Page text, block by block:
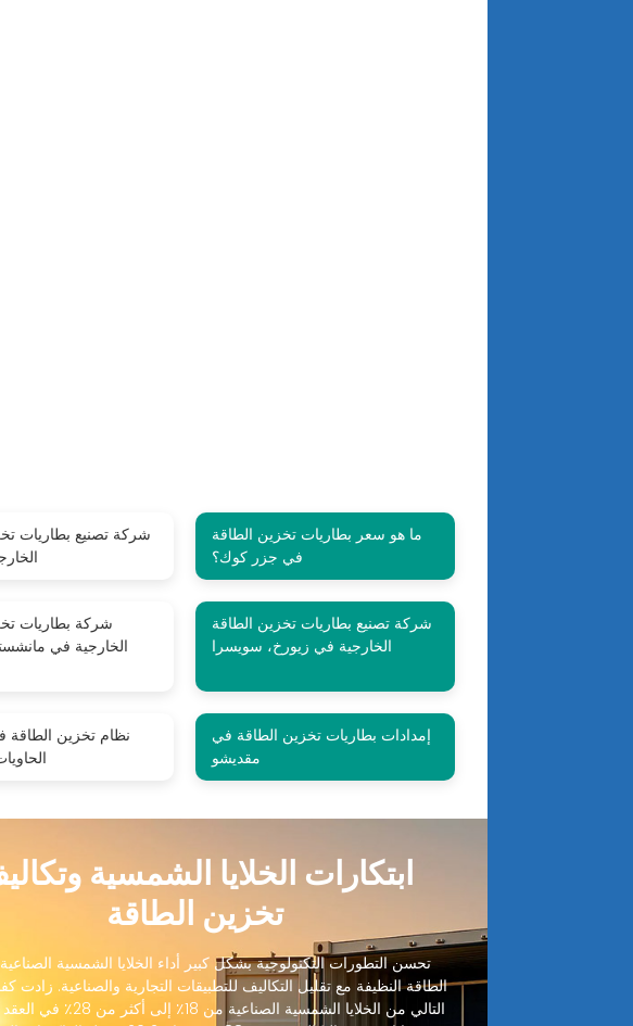
شركة تصنيع بطاريات
ما هو سعر بطاريات تخزين الطاقة
في جزر كوك؟
شركة بطاريات
الخارجية في
شركة تصنيع بطاريات تخزين الطاقة
الخارجية في زيورخ، سويسرا
نظام تخزين الطاقة
إمدادات بطاريات تخزين الطاقة في
مقديشو
ابتكارات الخلايا الشمسية
تخزين الطاقة
تحسن التطورات التكنولوجية بشكل كبير أداء الخلايا الشمسية الصناعية
الطاقة النظيفة مع تقليل التكاليف للتطبيقات التجارية والصناعية. زادت
التالي من الخلايا الشمسية الصناعية من